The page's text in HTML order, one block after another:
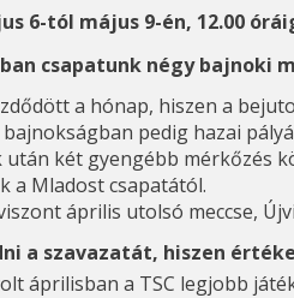
6-tól május 9-én, 12.00
csapatunk négy bajnoki
a hónap, hiszen a
pedig hazai
után két gyengébb mérkőzés
a Mladost csapatától.
április utolsó meccse,
a szavazatát, hiszen
áprilisban a TSC legjobb